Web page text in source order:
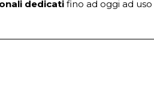
dedicati fino ad oggi ad